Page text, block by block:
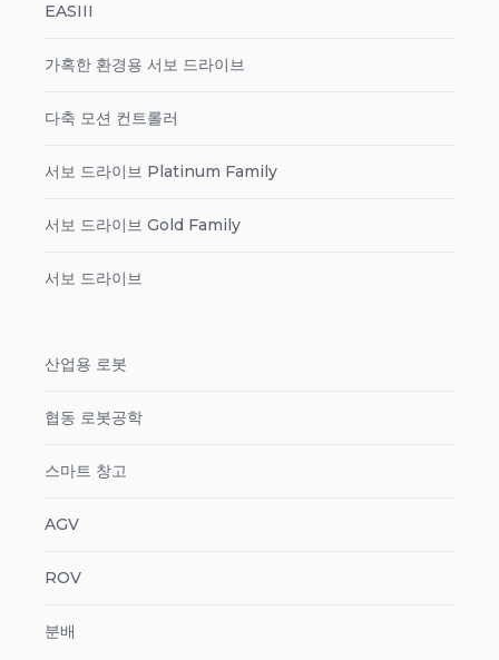
EASIII
가혹한 환경용 서보 드라이브
다축 모션 컨트롤러
서보 드라이브 Platinum Family
서보 드라이브 Gold Family
서보 드라이브
산업용 로봇
협동 로봇공학
스마트 창고
AGV
ROV
분배